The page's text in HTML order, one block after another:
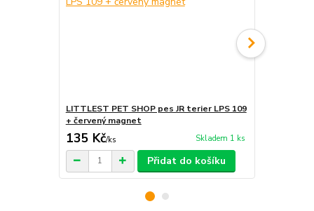
LITTLEST PET SHOP pes JR terier LPS 109
+ červený magnet
135 Kč/ks Skladem 1 ks
Přidat do košíku